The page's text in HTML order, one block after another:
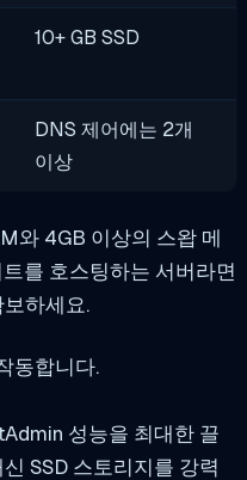
10+ GB SSD
DNS 제어에는 2개
이상
와 4GB 이상의 스왑 메
를 호스팅하는 서버라면
하세요.
동합니다.
성능을 최대한 끌
SSD 스토리지를 강력